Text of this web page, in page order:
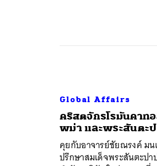
Global Affairs
คริสตจักรโรมันคาท
พม่า และพระสันตะ
คุยกับอาจารย์ชัยณรงค์ มน
ปรึกษาสมเด็จพระสันตะป